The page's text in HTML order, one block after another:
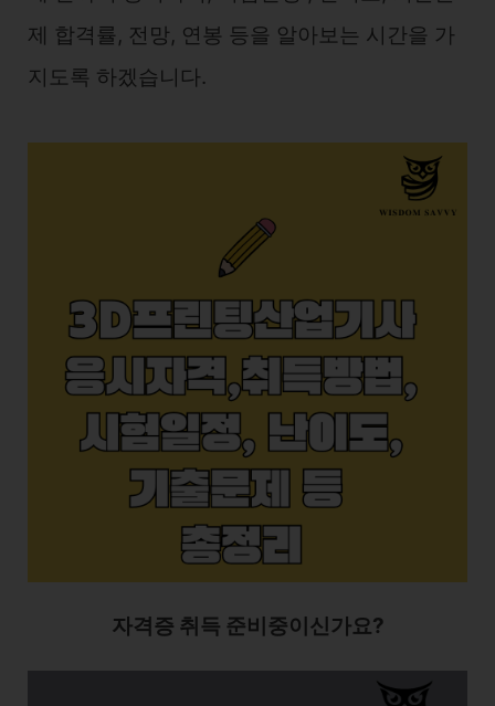
제 합격률, 전망, 연봉 등을 알아보는 시간을 가
지도록 하겠습니다.
자격증 취득 준비중이신가요?